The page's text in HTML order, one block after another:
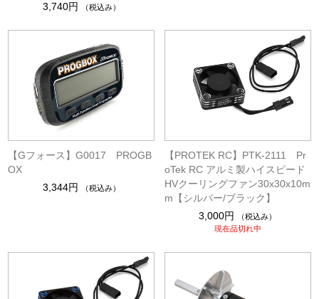
3,740円
（税込み）
【Gフォース】G0017 PROGB
OX
3,344円
（税込み）
【PROTEK RC】PTK-2111 Pr
oTek RC アルミ製ハイスピード
HVクーリングファン30x30x10m
m【シルバー/ブラック】
3,000円
（税込み）
現在品切れ中